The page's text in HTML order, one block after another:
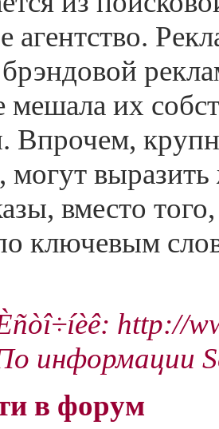
агентство.
мешала их
Впрочем,
могут
вместо
ключевым
http://
информации
в форум